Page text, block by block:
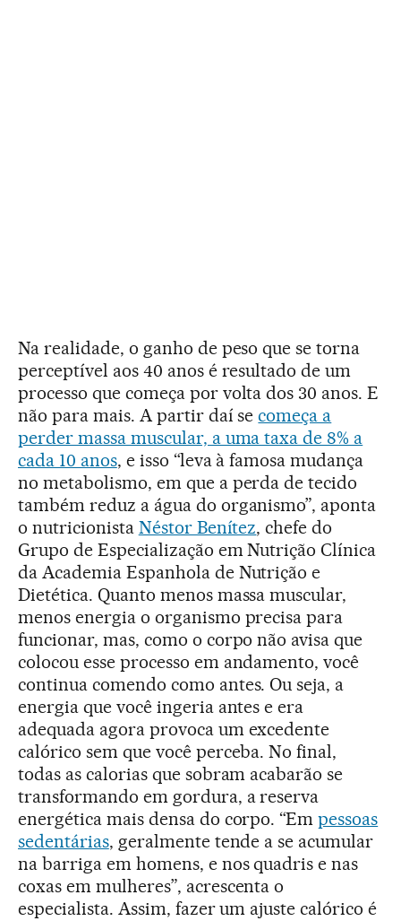
Na realidade, o ganho de peso que se torna
perceptível aos 40 anos é resultado de um
processo que começa por volta dos 30 anos. E
não para mais. A partir daí secomeça a
perder massa muscular, a uma taxa de 8% a
cada 10 anos, e isso “leva à famosa mudança
no metabolismo, em que a perda de tecido
também reduz a água do organismo”, aponta
o nutricionista Néstor Benítez, chefe do
Grupo de Especialização em Nutrição Clínica
da Academia Espanhola de Nutrição e
Dietética. Quanto menos massa muscular,
menos energia o organismo precisa para
funcionar, mas, como o corpo não avisa que
colocou esse processo em andamento, você
continua comendo como antes. Ou seja, a
energia que você ingeria antes e era
adequada agora provoca um excedente
calórico sem que você perceba. No final,
todas as calorias que sobram acabarão se
transformando em gordura, a reserva
energética mais densa do corpo. “Empessoas
sedentárias, geralmente tende a se acumular
na barriga em homens, e nos quadris e nas
coxas em mulheres”, acrescenta o
especialista. Assim, fazer um ajuste calórico é